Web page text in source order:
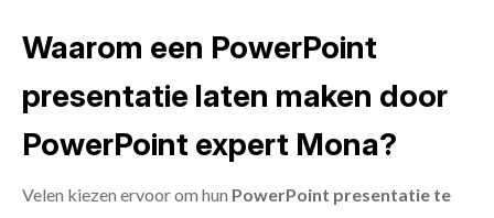
Waarom een PowerPoint
presentatie laten maken door
PowerPoint expert Mona?
Velen kiezen ervoor om hun PowerPoint presentatie te